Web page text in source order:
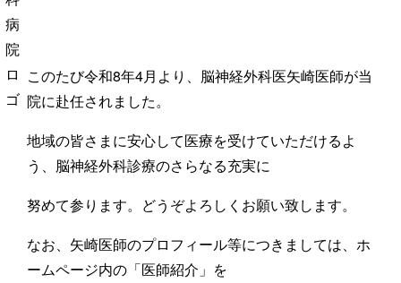
このたび令和8年4月より、脳神経外科医矢崎医師が当
院に赴任されました。
地域の皆さまに安心して医療を受けていただけるよ
う、脳神経外科診療のさらなる充実に
努めて参ります。どうぞよろしくお願い致します。
なお、矢崎医師のプロフィール等につきましては、ホ
ームページ内の「医師紹介」を